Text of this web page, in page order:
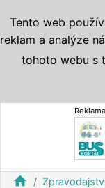
Reklama
home
Tento web
reklam a analýze
tohoto webu s